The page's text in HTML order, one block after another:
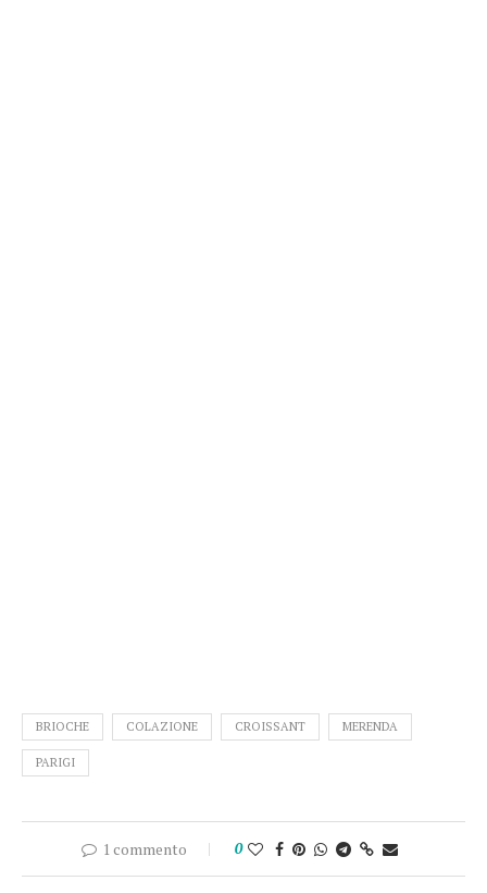
BRIOCHE COLAZIONE CROISSANT MERENDA
PARIGI
1 commento 0